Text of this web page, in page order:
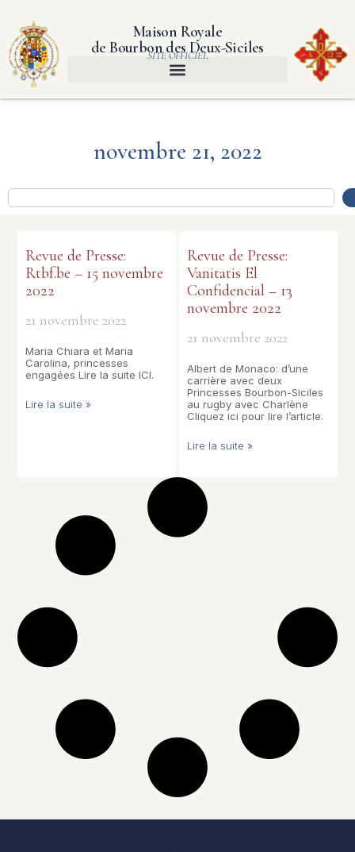
Maison Royale
de Bourbon des Deux-Siciles
SITE OFFICIEL
novembre 21, 2022
Revue de Presse:
Rtbf.be – 15 novembre
2022
21 novembre 2022
Maria Chiara et Maria
Carolina, princesses
engagées Lire la suite ICI.
Lire la suite »
Revue de Presse:
Vanitatis El
Confidencial – 13
novembre 2022
21 novembre 2022
Albert de Monaco: d’une
carrière avec deux
Princesses Bourbon-Siciles
au rugby avec Charlène
Cliquez ici pour lire l’article.
Lire la suite »